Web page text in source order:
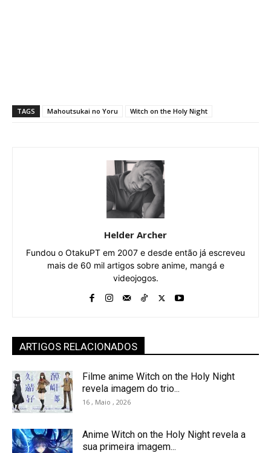
TAGS Mahoutsukai no Yoru Witch on the Holy Night
Helder Archer
Fundou o OtakuPT em 2007 e desde então já escreveu
mais de 60 mil artigos sobre anime, mangá e
videojogos.
ARTIGOS RELACIONADOS
Filme anime Witch on the Holy Night
revela imagem do trio...
16 , Maio , 2026
Anime Witch on the Holy Night revela a
sua primeira imagem...